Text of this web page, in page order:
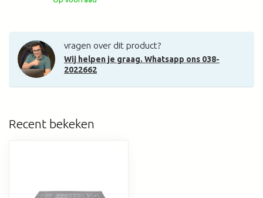
vragen over dit product?
Wij helpen je graag. Whatsapp ons 038-
2022662
Recent bekeken